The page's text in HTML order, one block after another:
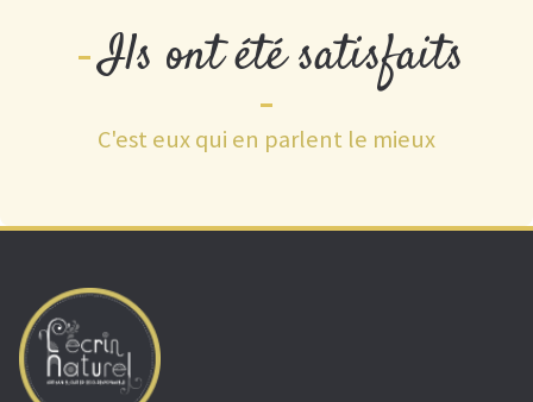
Ils ont été satisfaits
C'est eux qui en parlent le mieux